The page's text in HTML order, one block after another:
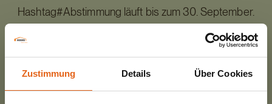
Zustimmung Details Über Cookies
Hashtag#Abstimmung läuft bis zum 30. September.
Lassen Sie uns gemeinsam die Hashtag#Standards
für zukunftsfähiges Bauen setzen!
Diese und weitere Testimonials von zufriedenen